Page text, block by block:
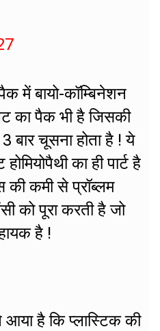
में बायो-कॉम्बिनेशन
का पैक भी है जिसकी
चूसना होता है ! ये
का ही पार्ट है
कमी से प्रॉब्लम
को पूरा करती है जो
है !
आया है कि प्लास्टिक की